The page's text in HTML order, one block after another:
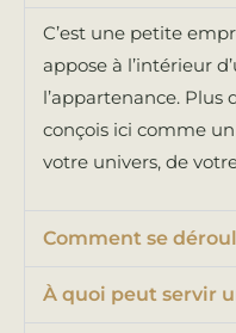
C’est une petite
appose à l’intérieur
l’appartenance. Plus
conçois ici comme
votre univers, de
Comment se
À quoi peut servir